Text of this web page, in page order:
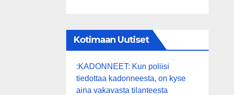
Kotimaan Uutiset
:KADONNEET: Kun poliisi
tiedottaa kadonneesta, on kyse
aina vakavasta tilanteesta